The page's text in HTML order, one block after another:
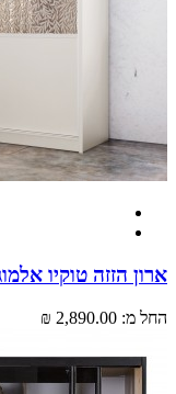
הזזה טוקיו אלמוג
מ: 2,890.00 ₪